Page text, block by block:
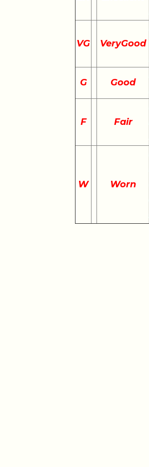
VG VeryGood
G Good
F Fair
W Worn